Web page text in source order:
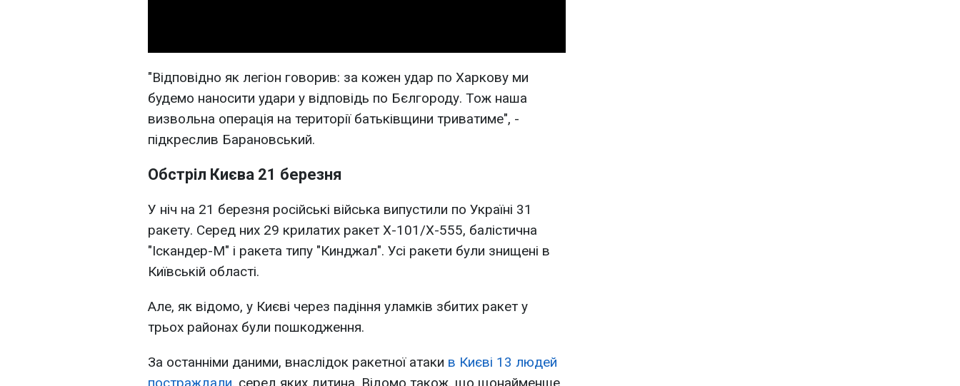
"Відповідно як легіон говорив: за кожен удар по Харкову ми
будемо наносити удари у відповідь по Бєлгороду. Тож наша
визвольна операція на території батьківщини триватиме", -
підкреслив Барановський.
Обстріл Києва 21 березня
У ніч на 21 березня російські війська випустили по Україні 31
ракету. Серед них 29 крилатих ракет Х-101/Х-555, балістична
"Іскандер-М" і ракета типу "Кинджал". Усі ракети були знищені в
Київській області.
Але, як відомо, у Києві через падіння уламків збитих ракет у
трьох районах були пошкодження.
За останніми даними, внаслідок ракетної атаки в Києві 13 людей